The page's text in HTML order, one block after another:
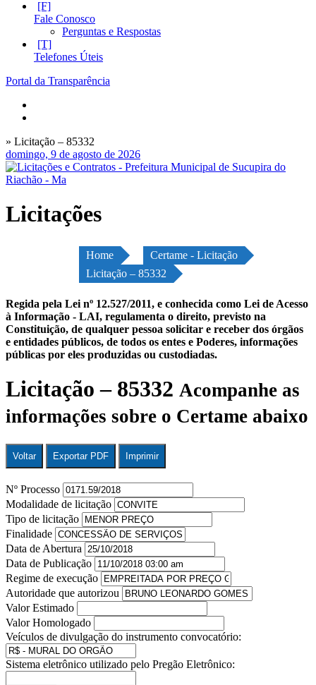
Fale Conosco
Perguntas e Respostas
Telefones Úteis
Portal da Transparência
» Licitação – 85332
domingo, 9 de agosto de 2026
Licitações
Home
Certame - Licitação
Licitação – 85332
Regida pela Lei nº 12.527/2011, e conhecida como Lei de Acesso
à Informação - LAI, regulamenta o direito, previsto na
Constituição, de qualquer pessoa solicitar e receber dos órgãos
e entidades públicos, de todos os entes e Poderes, informações
públicas por eles produzidas ou custodiadas.
Licitação – 85332 Acompanhe as
informações sobre o Certame abaixo
Voltar Exportar PDF Imprimir
Nº Processo
Modalidade de licitação
Tipo de licitação
Finalidade
Data de Abertura
Data de Publicação
Regime de execução
Autoridade que autorizou
Valor Estimado
Valor Homologado
Veículos de divulgação do instrumento convocatório:
Sistema eletrônico utilizado pelo Pregão Eletrônico: